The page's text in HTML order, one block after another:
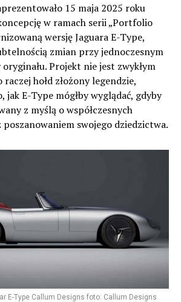
15 maja 2025 roku
w ramach serii „Portfolio
wersję Jaguara E-Type,
zmian przy jednoczesnym
Projekt nie jest zwykłym
hołd złożony legendzie,
E-Type mógłby wyglądać, gdyby
z myślą o współczesnych
poszanowaniem swojego dziedzictwa.
E-Type Callum Designs foto: Callum Designs